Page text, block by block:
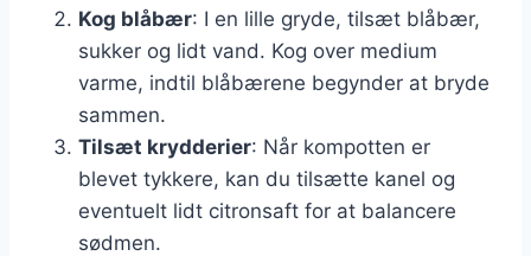
Kog blåbær: I en lille gryde, tilsæt blåbær,
sukker og lidt vand. Kog over medium
varme, indtil blåbærene begynder at bryde
sammen.
Tilsæt krydderier: Når kompotten er
blevet tykkere, kan du tilsætte kanel og
eventuelt lidt citronsaft for at balancere
sødmen.